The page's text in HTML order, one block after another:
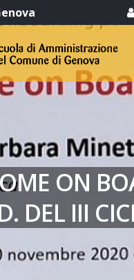
ON
DEL III